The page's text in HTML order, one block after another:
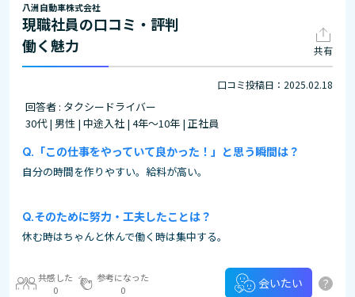
八洲自動車株式会社
現職社員の口コミ・評判
働く魅力
共有
口コミ投稿日：2025.02.18
回答者 : タクシードライバー
30代 | 男性 | 中途入社 | 4年～10年 | 正社員
「この仕事をやっていて良かった！」と思う瞬間は？
自分の時間を作りやすい。給料が高い。
そのために努力・工夫したことは？
休む時はちゃんと休んで働く時は集中する。
共感した
0
参考になった
0
会いたい ?